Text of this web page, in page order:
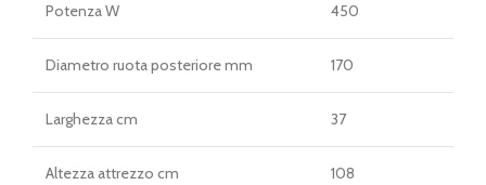
Potenza W 450
Diametro ruota posteriore mm 170
Larghezza cm 37
Altezza attrezzo cm 108